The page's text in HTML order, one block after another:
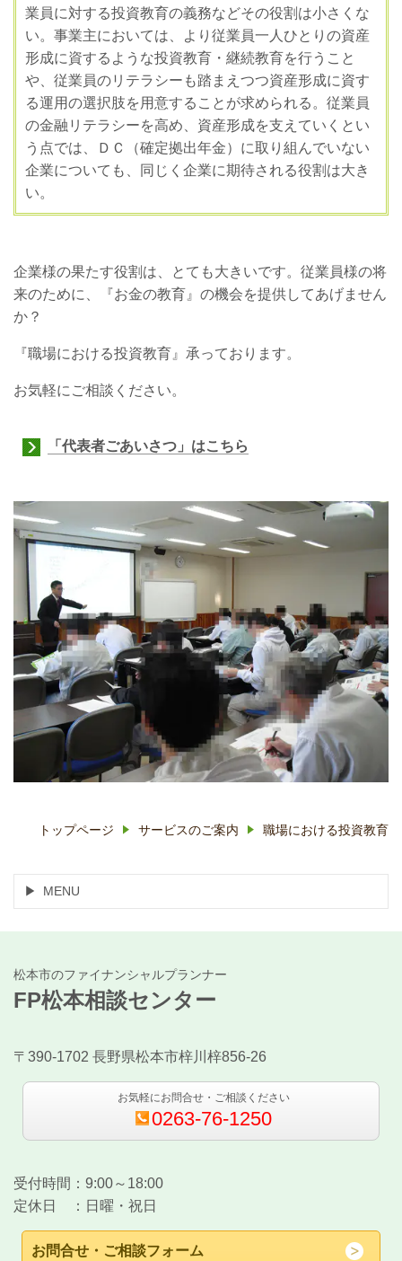
業員に対する投資教育の義務などその役割は小さくな
い。事業主においては、より従業員一人ひとりの資産
形成に資するような投資教育・継続教育を行うこと
や、従業員のリテラシーも踏まえつつ資産形成に資す
る運用の選択肢を用意することが求められる。従業員
の金融リテラシーを高め、資産形成を支えていくとい
う点では、ＤＣ（確定拠出年金）に取り組んでいない
企業についても、同じく企業に期待される役割は大き
い。
企業様の果たす役割は、とても大きいです。従業員様の将
来のために、『お金の教育』の機会を提供してあげません
か？
『職場における投資教育』承っております。
お気軽にご相談ください。
「代表者ごあいさつ」はこちら
トップページ サービスのご案内 職場における投資教育
MENU
松本市のファイナンシャルプランナー
FP松本相談センター
〒390-1702 長野県松本市梓川梓856-26
お気軽にお問合せ・ご相談ください
0263-76-1250
受付時間：9:00～18:00
定休日 ：日曜・祝日
お問合せ・ご相談フォーム